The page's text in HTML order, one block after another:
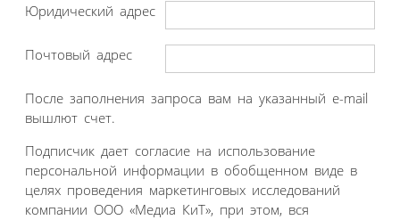
Юридический адрес
Почтовый адрес
После заполнения запроса вам на указанный e-mail
вышлют счет.
Подписчик дает согласие на использование
персональной информации в обобщенном виде в
целях проведения маркетинговых исследований
компании ООО «Медиа КиТ», при этом, вся